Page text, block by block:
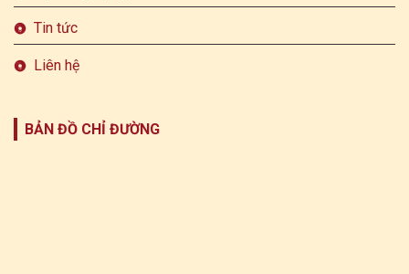
Tin tức
Liên hệ
BẢN ĐỒ CHỈ ĐƯỜNG